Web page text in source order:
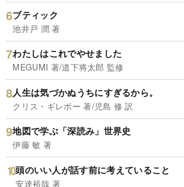
ブティック
池井戸 潤 著
わたしはこれでやせました
MEGUMI 著/道下将太郎 監修
人生は気づかぬうちにすぎるから。
クリス・ギレボー 著/児島 修 訳
地図で学ぶ「深読み」世界史
伊藤 敏 著
頭のいい人が話す前に考えていること
安達裕哉 著